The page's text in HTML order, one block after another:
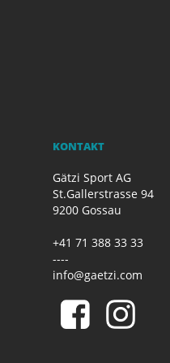
KONTAKT
Gätzi Sport AG
St.Gallerstrasse 94
9200 Gossau
+41 71 388 33 33
----
info@gaetzi.com